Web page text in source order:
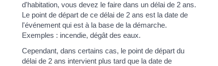
d'habitation, vous devez le faire dans un délai de 2 ans.
Le point de départ de ce délai de 2 ans est la date de
l'événement qui est à la base de la démarche.
Exemples : incendie, dégât des eaux.
Cependant, dans certains cas, le point de départ du
délai de 2 ans intervient plus tard que la date de